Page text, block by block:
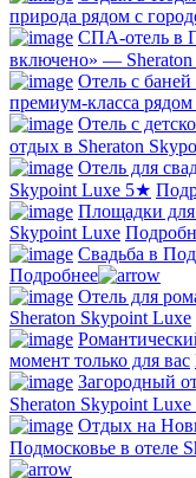
природа рядом с
СПА-отель в
включено» —
Отель с
премиум-класса
Отель с
отдых в Sheraton
Отель для
Skypoint Luxe 5★
Площадки
Skypoint Luxe
Свадьба в
Подробнее
Отель для
Sheraton Skypoint Luxe
момент только для вас
Загородный
Sheraton Skypoint
Отдых на
Подмосковье в отеле